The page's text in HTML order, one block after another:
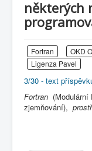
PRŮVODCE
KNIHOVNA
Historické
COBOL
některých
Fortran OKD
Ligenza Pavel
3/30 - text
Fortran (Modulární
zjemňování),